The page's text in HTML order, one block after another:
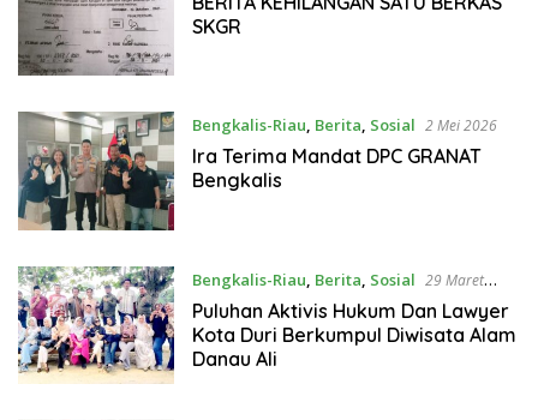
SKGR
Bengkalis-Riau, Berita, Sosial 2 Mei 2026
Ira Terima Mandat DPC GRANAT
Bengkalis
Bengkalis-Riau, Berita, Sosial 29 Maret
2026
Puluhan Aktivis Hukum Dan Lawyer
Kota Duri Berkumpul Diwisata Alam
Danau Ali